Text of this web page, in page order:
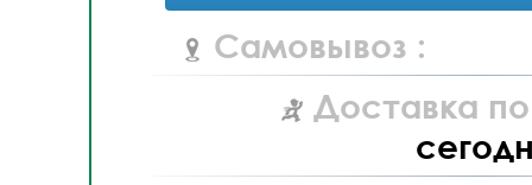
Самовывоз :
Доставка